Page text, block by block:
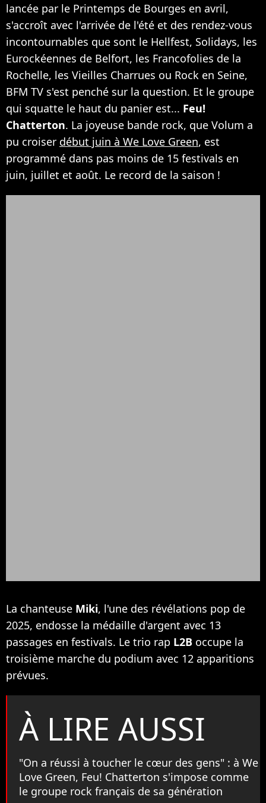
lancée par le Printemps de Bourges en avril,
s'accroît avec l'arrivée de l'été et des rendez-vous
incontournables que sont le Hellfest, Solidays, les
Eurockéennes de Belfort, les Francofolies de la
Rochelle, les Vieilles Charrues ou Rock en Seine,
BFM TV s'est penché sur la question. Et le groupe
qui squatte le haut du panier est... Feu!
Chatterton. La joyeuse bande rock, que Volum a
pu croiser début juin à We Love Green, est
programmé dans pas moins de 15 festivals en
juin, juillet et août. Le record de la saison !
La chanteuse Miki, l'une des révélations pop de
2025, endosse la médaille d'argent avec 13
passages en festivals. Le trio rap L2B occupe la
troisième marche du podium avec 12 apparitions
prévues.
À LIRE AUSSI
"On a réussi à toucher le cœur des gens" : à We
Love Green, Feu! Chatterton s'impose comme
le groupe rock français de sa génération